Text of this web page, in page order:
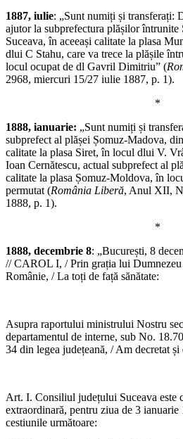
1887, iulie: „Sunt numiți și transferați:
ajutor la subprefectura plășilor
Suceava, în aceeași calitate la plasa
dlui C Stahu, care va trece la plășile
locul ocupat de dl Gavril Dimitriu” (
2968, miercuri 15/27 iulie 1887, p. 1).
*
1888, ianuarie: „Sunt numiți și
subprefect al plășei Șomuz-Madova,
calitate la plasa Siret, în locul dlui V.
Ioan Cernătescu, actual subprefect al
calitate la plasa Șomuz-Moldova, în
permutat (România Liberă, Anul XII,
1888, p. 1).
*
1888, decembrie 8: „București, 8
// CAROL I, / Prin grația lui Dumnezeu
Românie, / La toți de față sănătate:
Asupra raportului ministrului Nostru
departamentul de interne, sub No.
34 din legea județeană, / Am decretat și
Art. I. Consiliul județului Suceava este
extraordinară, pentru ziua de 3 ianuarie
cestiunile următoare: